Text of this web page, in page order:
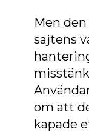
Men
sajtens
om att
kapade